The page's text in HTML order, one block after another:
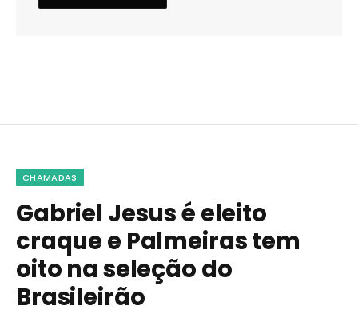
CHAMADAS
Gabriel Jesus é eleito
craque e Palmeiras tem
oito na seleção do
Brasileirão